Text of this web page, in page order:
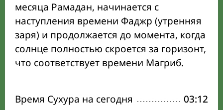
месяца Рамадан, начинается с
наступления времени Фаджр (утренняя
заря) и продолжается до момента, когда
солнце полностью скроется за горизонт,
что соответствует времени Магриб.
Время Сухура на сегодня 03:12